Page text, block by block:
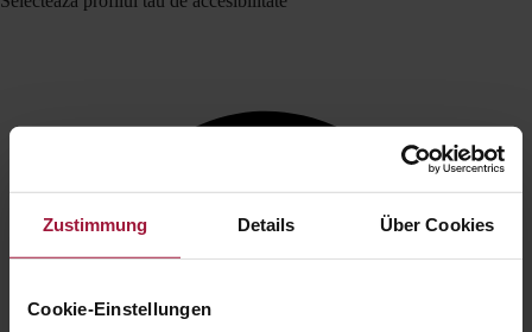
Zustimmung Details Über Cookies
Cookie-Einstellungen